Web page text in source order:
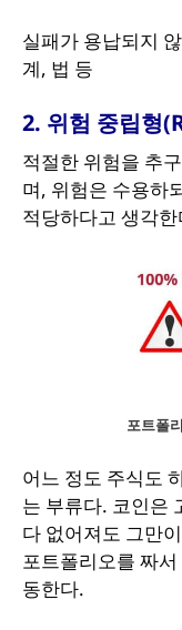
실패가 용납되지
계, 법 등
2. 위험 중립형
적절한 위험을 추
며, 위험은 수용하
적당하다고 생각한
포트폴
어느 정도 주식도
는 부류다. 코인은
다 없어져도 그만
포트폴리오를 짜
동한다.